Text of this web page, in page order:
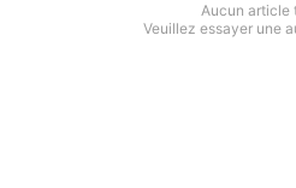
Aucun article
Veuillez essayer une